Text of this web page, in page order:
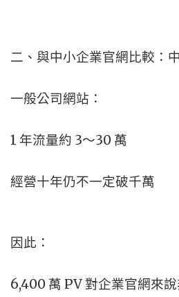
二、與中小企業官網比較：
一般公司網站：
1 年流量約 3～30 萬
經營十年仍不一定破千萬
因此：
6,400 萬 PV 對企業官網來說